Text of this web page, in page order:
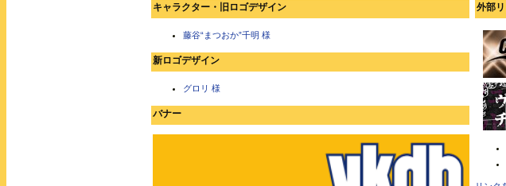
キャラクター・旧ロゴデザイン
藤谷“まつおか”千明 様
新ロゴデザイン
グロリ 様
バナー
外部